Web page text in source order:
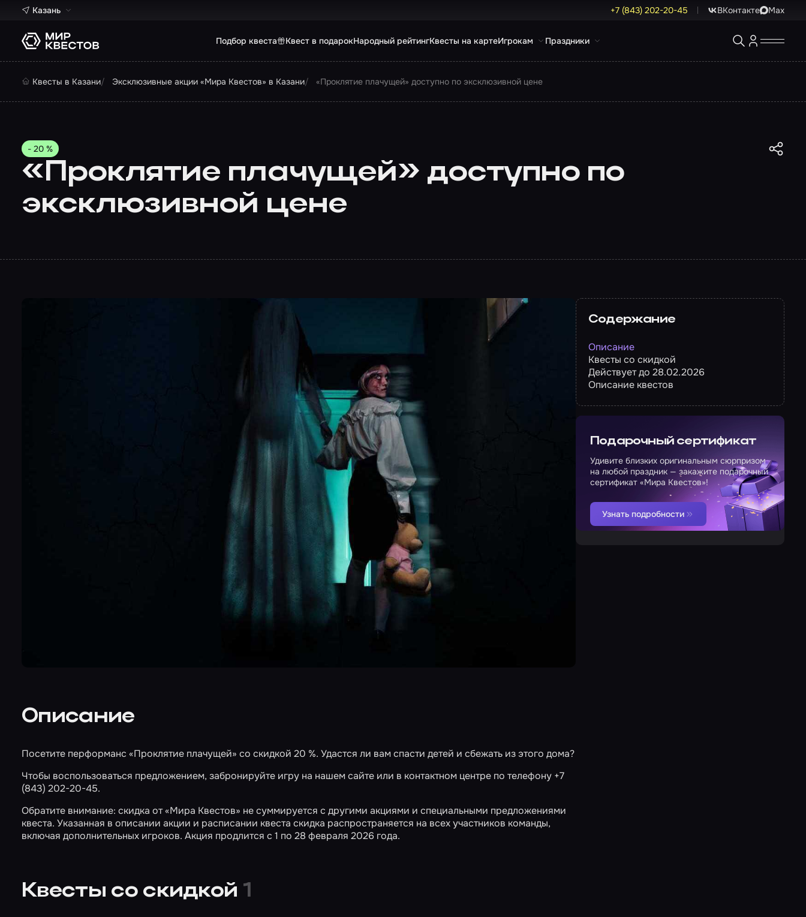
Казань +7 (843) 202-20-45 ВКонтакте Max
Подбор квеста Квест в подарокНародный рейтингКвесты на картеИгрокам Праздники
Квесты в Казани Эксклюзивные акции «Мира Квестов» в Казани «Проклятие плачущей» доступно по эксклюзивной цене
- 20 %
«Проклятие плачущей» доступно по
эксклюзивной цене
Описание
Посетите перформанс «Проклятие плачущей» со скидкой 20 %. Удастся ли вам спасти детей и сбежать из этого дома?
Чтобы воспользоваться предложением, забронируйте игру на нашем сайте или в контактном центре по телефону +7
(843) 202-20-45.
Обратите внимание: скидка от «Мира Квестов» не суммируется с другими акциями и специальными предложениями
квеста. Указанная в описании акции и расписании квеста скидка распространяется на всех участников команды,
включая дополнительных игроков. Акция продлится с 1 по 28 февраля 2026 года.
Квесты со скидкой 1
Содержание
Описание
Квесты со скидкой
Действует до 28.02.2026
Описание квестов
Подарочный сертификат
Удивите близких оригинальным сюрпризом
на любой праздник — закажите подарочный
сертификат «Мира Квестов»!
Узнать подробности